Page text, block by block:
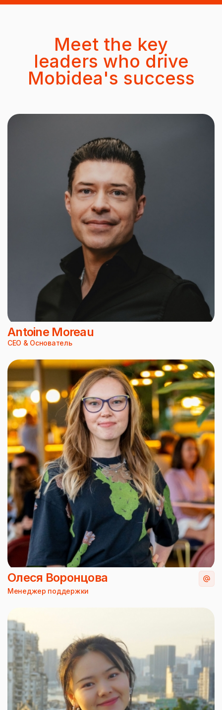
Meet the key
leaders who drive
Mobidea's success
Antoine Moreau
CEO & Основатель
Олеся Воронцова
Менеджер поддержки